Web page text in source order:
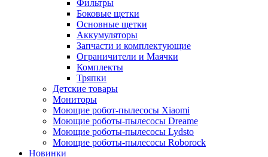
Фильтры
Боковые щетки
Основные щетки
Аккумуляторы
Запчасти и комплектующие
Ограничители и Маячки
Комплекты
Тряпки
Детские товары
Мониторы
Моющие робот-пылесосы Xiaomi
Моющие роботы-пылесосы Dreame
Моющие роботы-пылесосы Lydsto
Моющие роботы-пылесосы Roborock
Новинки